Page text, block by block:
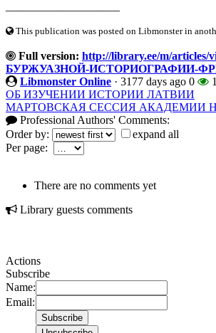
This publication was posted on Libmonster in
Full version: http://library.ee/m/
БУРЖУАЗНОЙ-ИСТОРИОГРАФИИ-
Libmonster Online · 3177 days ago 0
ОБ ИЗУЧЕНИИ ИСТОРИИ ЛАТВИИ
МАРТОВСКАЯ СЕССИЯ АКАДЕМИИ
Professional Authors' Comments:
Order by:
expand all
Per page:
There are no comments yet
Library guests comments
Actions
Subscribe
Name:
Email: